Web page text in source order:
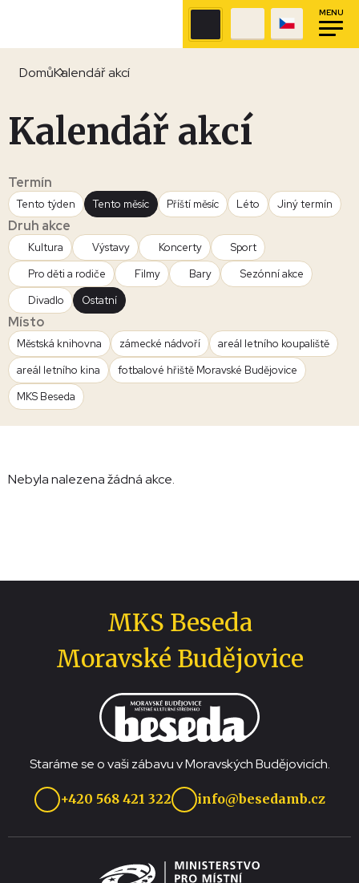
MENU
DomůKalendář akcí
Kalendář akcí
Termín
Tento týden Tento měsíc Příští měsíc Léto Jiný termín
Druh akce
Kultura Výstavy Koncerty
Sport
Pro děti a rodiče
Filmy Bary
Sezónní akce
Divadlo
Ostatní
Místo
Městská knihovna zámecké nádvoří
areál letního koupaliště
areál letního kina
fotbalové hřiště Moravské Budějovice
MKS Beseda
Nebyla nalezena žádná akce.
MKS Beseda
Moravské Budějovice
Staráme se o vaši zábavu v Moravských Budějovicích.
+420 568 421 322 info@besedamb.cz